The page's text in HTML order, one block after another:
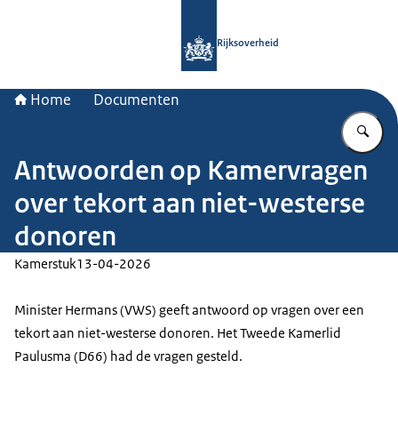
Rijksoverheid
Home Documenten
Antwoorden op Kamervragen
over tekort aan niet-westerse
donoren
Kamerstuk13-04-2026
Minister Hermans (VWS) geeft antwoord op vragen over een
tekort aan niet-westerse donoren. Het Tweede Kamerlid
Paulusma (D66) had de vragen gesteld.